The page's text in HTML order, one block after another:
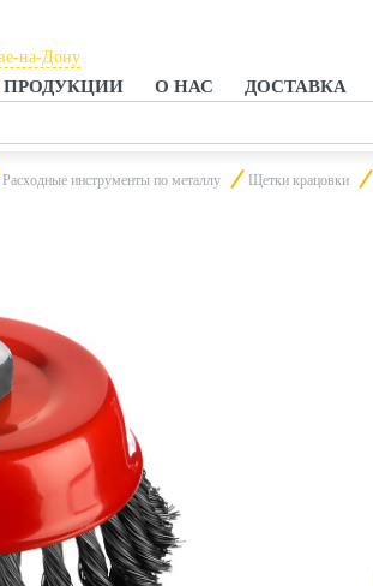
ПРОДУКЦИИ О НАС ДОСТАВКА
на-Дону
на-Дону
Расходные инструменты по металлу Щетки крацовки